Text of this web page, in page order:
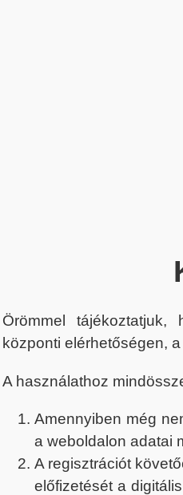
Örömmel tájékoztatjuk,
központi elérhetőségen,
A használathoz
Amennyiben még
a weboldalon adatai
A regisztrációt
előfizetését a